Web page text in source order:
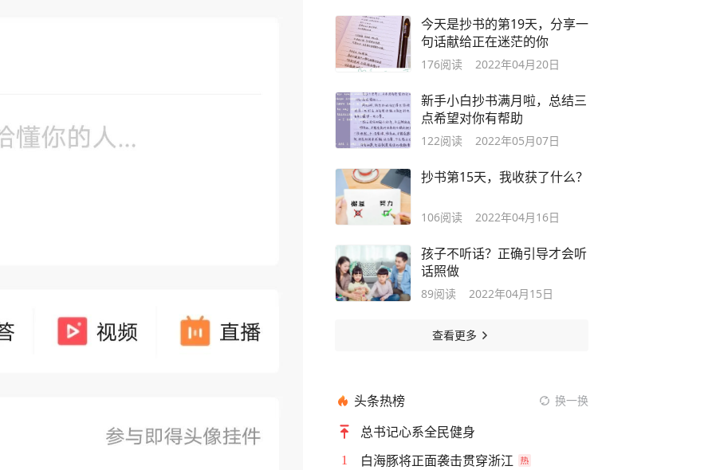
今天是抄书的第19天，分享一
句话献给正在迷茫的你
176阅读 2022年04月20日
新手小白抄书满月啦，总结三
点希望对你有帮助
122阅读 2022年05月07日
抄书第15天，我收获了什么？
106阅读 2022年04月16日
孩子不听话？正确引导才会听
话照做
89阅读 2022年04月15日
查看更多
头条热榜 换一换
总书记心系全民健身
1 白海豚将正面袭击贯穿浙江